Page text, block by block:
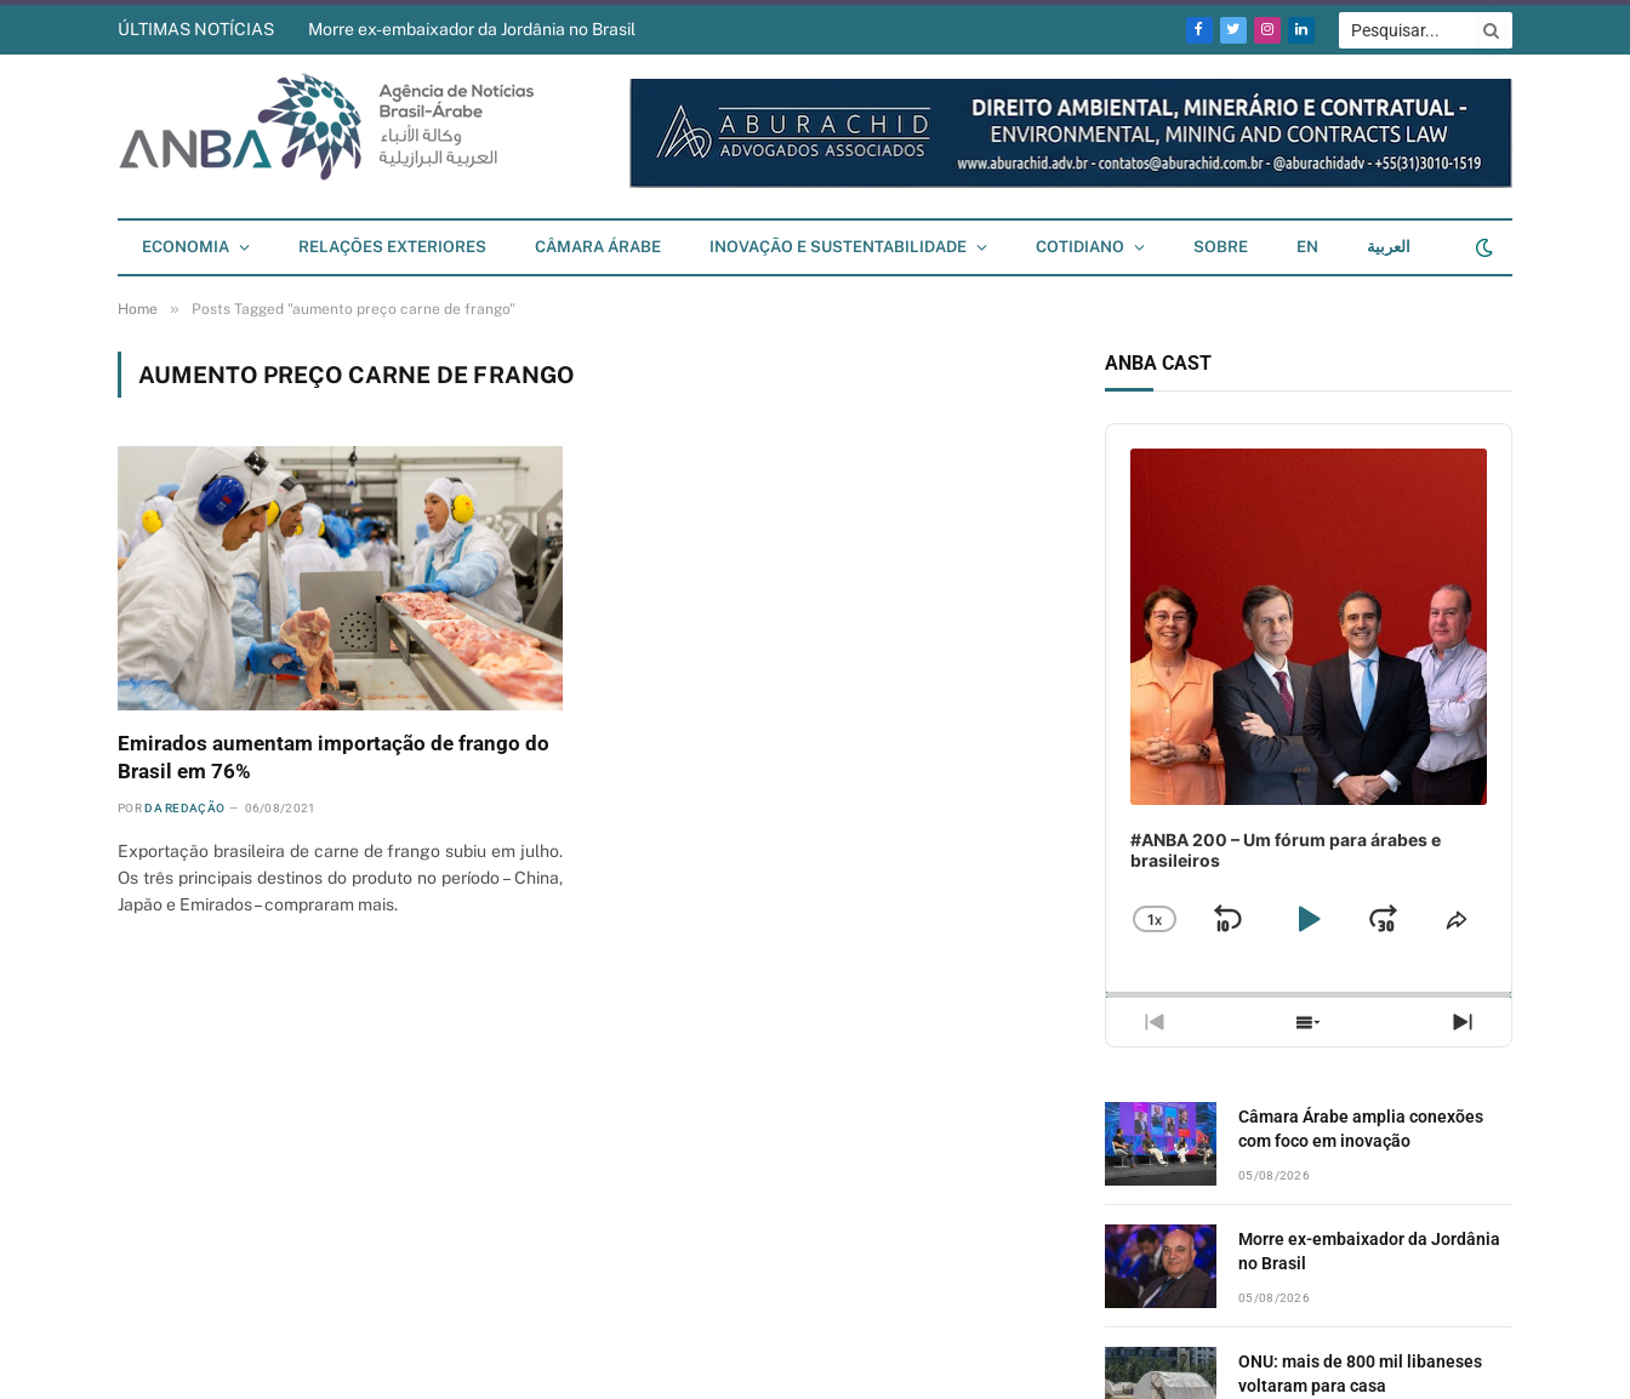
ÚLTIMAS NOTÍCIAS Morre ex-embaixador da Jordânia no Brasil
Facebook
TwitterInstagram
LinkedIn
ECONOMIA RELAÇÕES EXTERIORES CÂMARA ÁRABE INOVAÇÃO E SUSTENTABILIDADE COTIDIANO SOBRE EN العربية
Home » Posts Tagged "aumento preço carne de frango"
AUMENTO PREÇO CARNE DE FRANGO
Emirados aumentam importação de frango do
Brasil em 76%
POR DA REDAÇÃO 06/08/2021
Exportação brasileira de carne de frango subiu em julho.
Os três principais destinos do produto no período – China,
Japão e Emirados – compraram mais.
ANBA CAST
Audio
Player
#ANBA 200 – Um fórum para árabes e
brasileiros
CHANGE
1X
SKIPPLAYJUMP
PREVIOUS
EPISODE
SHOW
EPISODES
NEXT
EPISODE
Câmara Árabe amplia conexões
com foco em inovação
05/08/2026
Morre ex-embaixador da Jordânia
no Brasil
05/08/2026
ONU: mais de 800 mil libaneses
voltaram para casa